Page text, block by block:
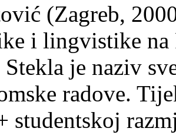
(Zagreb,
i lingvistike
Stekla je naziv
radove.
studentskoj